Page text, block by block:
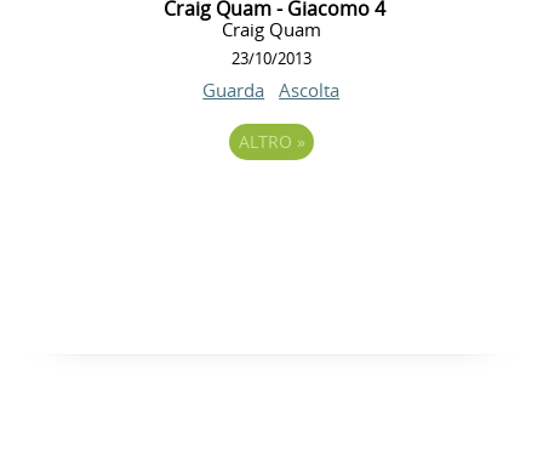
Craig Quam - Giacomo 4
Craig Quam
23/10/2013
Guarda Ascolta
ALTRO »